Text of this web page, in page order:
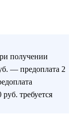
получении
— предоплата 2
требуется